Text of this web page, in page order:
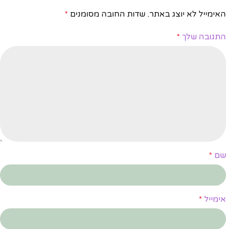
האימייל לא יוצג באתר. שדות החובה מסומנים *
התגובה שלך *
שם *
אימייל *